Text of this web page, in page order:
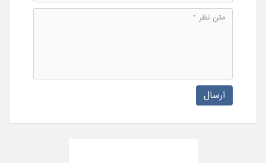
ارسال